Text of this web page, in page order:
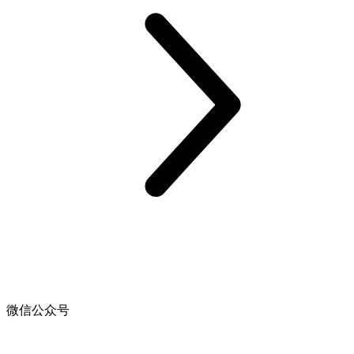
微信公众号